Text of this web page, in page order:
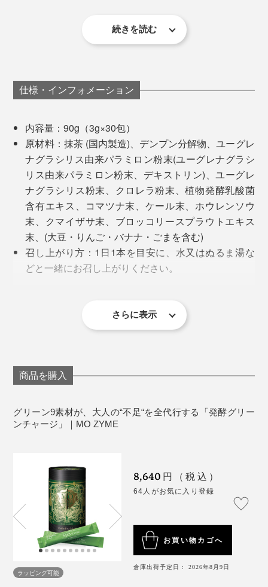
「クロレラ」は旺盛な増殖力で知られ、１回に４分裂
（普通の動植物の細胞は2分裂）。しかも、20時間ごと
に分裂を繰り替えしながら増えていくという、パワーの
持ち主。
その健康効果はさまざまで、中でも体内の有害物質を排
創業1850年、京都・宇治の名家「堀田勝太郎商店」に
よる、最高レベルの抹茶を使用。
茶葉の健康機能に加え、豊かな風味でドリンクとしての
味わいを整え、毎日積極的に飲みたくなるおいしさに。
栄養はバランスこそが重要。何かが不足すると、他をい
なんの栄養が足りてないかなんて、分からない！
これまで試してきたサプリメント、無駄だったかもしれ
使うにしても、栄養の土台が重要だったのか！
『MO ZYME』なら、ユーグレナで59種、クロレラ60種
ないにしても、到底普段の食事ではカバーできない種類
が、１包でカバーできる頼もしさ。
続きを読む
仕様・インフォメーション
内容量：90g（3g×30包）
原材料：抹茶 (国内製造)、デンプン分解物、ユーグレ
ナグラシリス由来パラミロン粉末(ユーグレナグラシ
リス由来パラミロン粉末、デキストリン)、ユーグレ
ナグラシリス粉末、クロレラ粉末、植物発酵乳酸菌
含有エキス、コマツナ末、ケール末、ホウレンソウ
末、クマイザサ末、ブロッコリースプラウトエキス
末、(大豆・りんご・バナナ・ごまを含む)
召し上がり方：1日1本を目安に、水又はぬるま湯な
どと一緒にお召し上がりください。
※賞味期限より3ヶ月以上のものをお届けいたします。
※栄養成分表示（１袋3gあたり）：エネルギー9.87kcal タンパク質0.46g 脂質
＜ご注意＞
原材料をご確認の上、食物アレルギーのある方はお
体質に合わない場合やアレルギー体質の方は、医師
にご相談ください。
乳幼児、小児の手の届かないところに保管し、乳幼
児、小児には使用させないでください。
１日の摂取目安量を基準に過剰摂取にならないよう
ご注意ください。
水濡れや汚れのつかない衛生的な環境でお取り扱い
ください。
アルミスティックの角やあけ口、背張りの部分で口
や手などを切らないよう、お取り扱いにはくれぐれ
さらに表示
商品を購入
グリーン9素材が、大人の“不足“を全代行する「発酵グリー
ンチャージ」｜MO ZYME
ラッピング可能
8,640 円（税込）
64人がお気に入り登録
お買い物カゴへ
倉庫出荷予定日： 2026年8月9日